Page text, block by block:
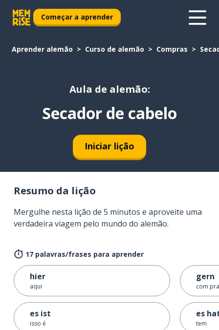
Começar a aprender
Aprender alemão Curso de alemão Compras
Aula de alemão:
Secador de cabelo
Iniciar lição
Resumo da lição
Mergulhe nesta lição de 5 minutos e aproveite uma
verdadeira viagem pelo mundo do alemão.
17 palavras/frases para aprender
hier
aqui
es ist
isso é
gern
com
es
tem